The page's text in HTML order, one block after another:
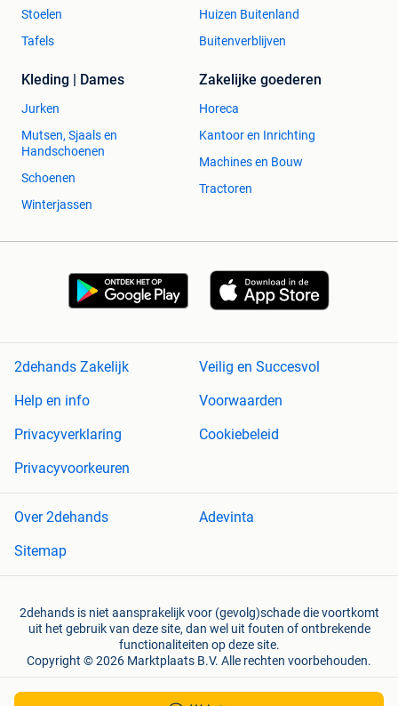
Stoelen
Tafels
Huizen Buitenland
Buitenverblijven
Kleding | Dames
Jurken
Mutsen, Sjaals en
Handschoenen
Schoenen
Winterjassen
Zakelijke goederen
Horeca
Kantoor en Inrichting
Machines en Bouw
Tractoren
2dehands Zakelijk
Veilig en Succesvol
Help en info
Voorwaarden
Privacyverklaring
Cookiebeleid
Privacyvoorkeuren
Over 2dehands
Adevinta
Sitemap
2dehands is niet aansprakelijk voor (gevolg)schade die voortkomt
uit het gebruik van deze site, dan wel uit fouten of ontbrekende
functionaliteiten op deze site.
Copyright © 2026 Marktplaats B.V. Alle rechten voorbehouden.